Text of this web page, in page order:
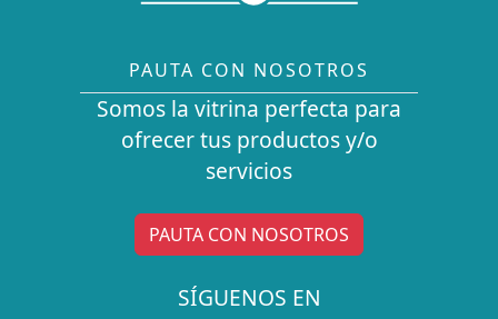
PAUTA CON NOSOTROS
Somos la vitrina perfecta para
ofrecer tus productos y/o
servicios
PAUTA CON NOSOTROS
SÍGUENOS EN